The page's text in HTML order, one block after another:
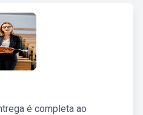
é completa ao